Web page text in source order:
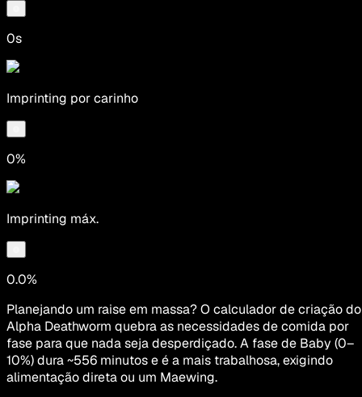
0s
Imprinting por carinho
0%
Imprinting máx.
0.0%
Planejando um raise em massa? O calculador de criação do
Alpha Deathworm quebra as necessidades de comida por
fase para que nada seja desperdiçado. A fase de Baby (0–
10%) dura ~556 minutos e é a mais trabalhosa, exigindo
alimentação direta ou um Maewing.